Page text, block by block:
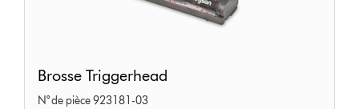
Triggerhead
Brosse Triggerhead
N° de pièce 923181-03